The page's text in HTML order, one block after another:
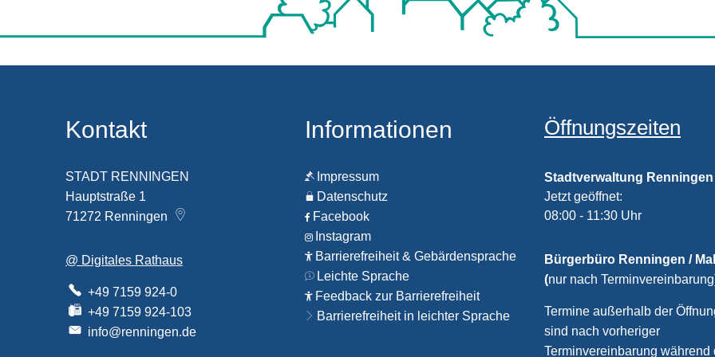
Kontakt
STADT RENNINGEN
Hauptstraße 1
71272 Renningen
@ Digitales Rathaus
+49 7159 924-0
+49 7159 924-103
info@renningen.de
Informationen
Impressum
Datenschutz
Facebook
Instagram
Barrierefreiheit & Gebärdensprache
Leichte Sprache
Feedback zur Barrierefreiheit
Barrierefreiheit in leichter Sprache
Öffnungszeiten
Stadtverwaltung Renningen
Klicken, um weitere
Jetzt geöffnet:
08:00 - 11:30 Uhr
Bürgerbüro Renningen /
(nur nach
Termine außerhalb der
sind nach vorheriger
Terminvereinbarung während